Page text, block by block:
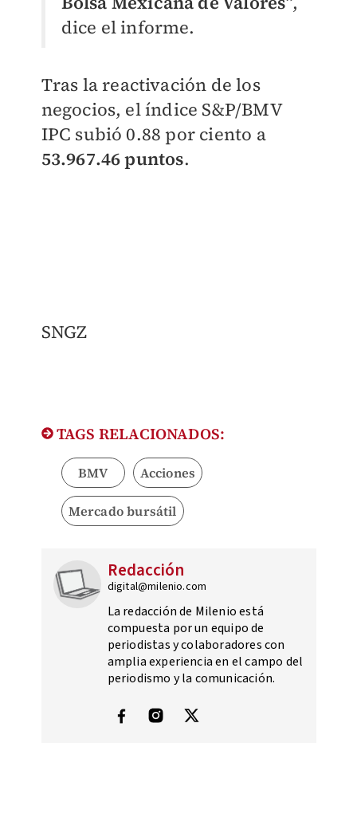
dice el informe.
Tras la reactivación de los
negocios, el índice S&P/BMV
IPC subió 0.88 por ciento a
53.967.46 puntos.
SNGZ
TAGS RELACIONADOS:
BMV Acciones
Mercado bursátil
Redacción
digital@milenio.com
La redacción de Milenio está
compuesta por un equipo de
periodistas y colaboradores con
amplia experiencia en el campo del
periodismo y la comunicación.